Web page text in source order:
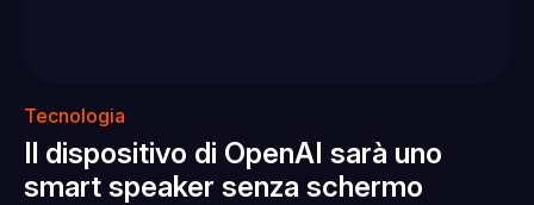
Tecnologia
Il dispositivo di OpenAI sarà uno
smart speaker senza schermo